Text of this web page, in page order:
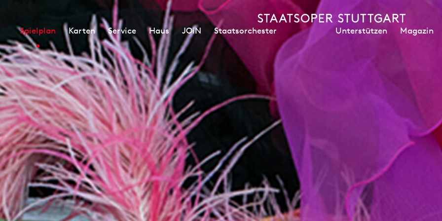
Spielplan Karten Service Haus JOiN Staatsorchester Unterstützen Magazin